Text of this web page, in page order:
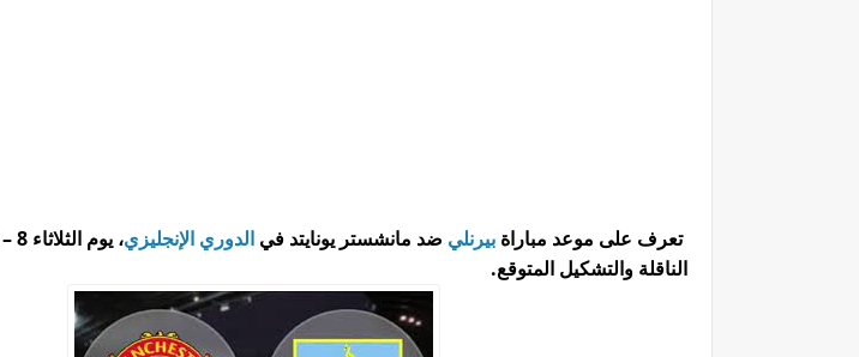
تعرف على موعد مباراة بيرنلي ضد مانشستر يونايتد في الدوري الإنجليزي
الناقلة والتشكيل المتوقع.